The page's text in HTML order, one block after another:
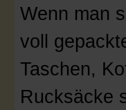
Wenn man
voll
Taschen,
Rucksäcke